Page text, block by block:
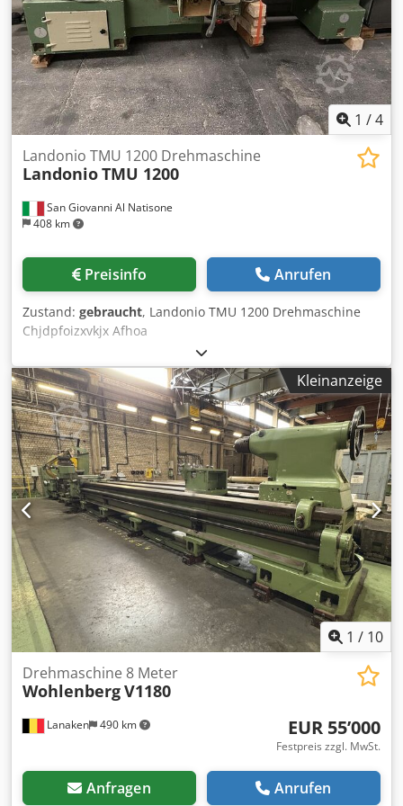
1 /4
San Giovanni Al Natisone
408 km
Landonio TMU 1200 Drehmaschine
LandonioTMU 1200
Preisinfo Anrufen
Zustand: gebraucht, Landonio TMU 1200 Drehmaschine
Chjdpfoizxvkjx Afhoa
Kleinanzeige
1 / 10
Lanaken 490 km
Drehmaschine 8 Meter
WohlenbergV1180
EUR 55’000
Festpreis zzgl. MwSt.
Anfragen Anrufen